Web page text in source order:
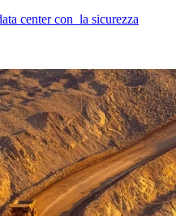
center con la sicurezza